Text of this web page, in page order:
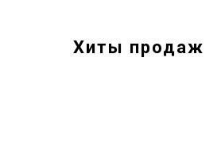
Хиты продаж